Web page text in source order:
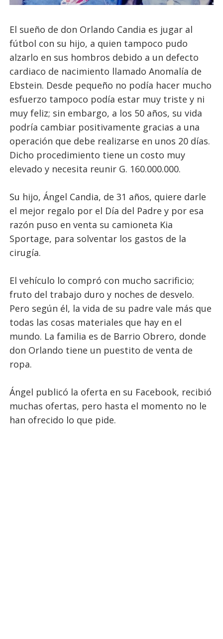
El sueño de don Orlando Candia es jugar al
fútbol con su hijo, a quien tampoco pudo
alzarlo en sus hombros debido a un defecto
cardiaco de nacimiento llamado Anomalía de
Ebstein. Desde pequeño no podía hacer mucho
esfuerzo tampoco podía estar muy triste y ni
muy feliz; sin embargo, a los 50 años, su vida
podría cambiar positivamente gracias a una
operación que debe realizarse en unos 20 días.
Dicho procedimiento tiene un costo muy
elevado y necesita reunir G. 160.000.000.
Su hijo, Ángel Candia, de 31 años, quiere darle
el mejor regalo por el Día del Padre y por esa
razón puso en venta su camioneta Kia
Sportage, para solventar los gastos de la
cirugía.
El vehículo lo compró con mucho sacrificio;
fruto del trabajo duro y noches de desvelo.
Pero según él, la vida de su padre vale más que
todas las cosas materiales que hay en el
mundo. La familia es de Barrio Obrero, donde
don Orlando tiene un puestito de venta de
ropa.
Ángel publicó la oferta en su Facebook, recibió
muchas ofertas, pero hasta el momento no le
han ofrecido lo que pide.